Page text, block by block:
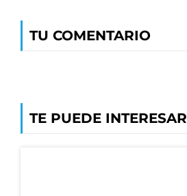
TU COMENTARIO
TE PUEDE INTERESAR